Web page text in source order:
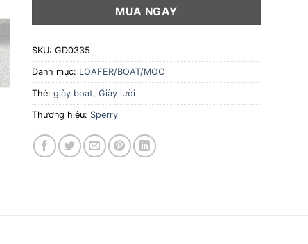
MUA NGAY
SKU: GD0335
Danh mục: LOAFER/BOAT/MOC
Thẻ: giày boat, Giày lười
Thương hiệu: Sperry